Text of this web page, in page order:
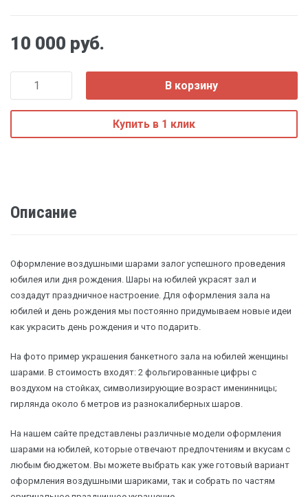
10 000 руб.
В корзину
Купить в 1 клик
Описание
Оформление воздушными шарами залог успешного проведения
юбилея или дня рождения. Шары на юбилей украсят зал и
создадут праздничное настроение. Для оформления зала на
юбилей и день рождения мы постоянно придумываем новые идеи
как украсить день рождения и что подарить.
На фото пример украшения банкетного зала на юбилей женщины
шарами. В стоимость входят: 2 фольгированные цифры с
воздухом на стойках, символизирующие возраст именинницы;
гирлянда около 6 метров из разнокалиберных шаров.
На нашем сайте представлены различные модели оформления
шарами на юбилей, которые отвечают предпочтениям и вкусам с
любым бюджетом. Вы можете выбрать как уже готовый вариант
оформления воздушными шариками, так и собрать по частям